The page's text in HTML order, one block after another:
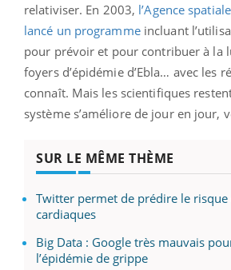
relativiser. En 2003, l’Agence
lancé un programmeincluant
pour prévoir et pour contribuer à la
foyers d’épidémie d’Ebla… avec les
connaît. Mais les scientifiques
système s’améliore de jour en jour,
SUR LE MÊME THÈME
Twitter permet de prédire le risque
cardiaques
Big Data : Google très mauvais
l’épidémie de grippe